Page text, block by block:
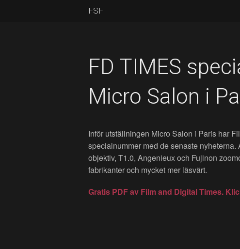
FSF
FD TIMES
Micro Salon i
Inför utställningen Micro Salon i Paris har
specialnummer med de senaste
objektiv, T1.0, Angenieux och Fujinon
fabrikanter och mycket mer läsvärt.
Gratis PDF av Film and Digital Times.